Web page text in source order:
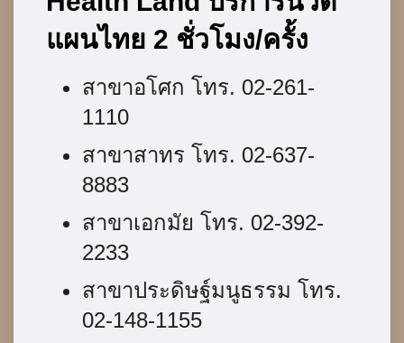
แผนไทย 2 ชั่วโมง/ครั้ง
สาขาอโศก โทร. 02-261-
1110
สาขาสาทร โทร. 02-637-
8883
สาขาเอกมัย โทร. 02-392-
2233
สาขาประดิษฐ์มนูธรรม โทร.
02-148-1155